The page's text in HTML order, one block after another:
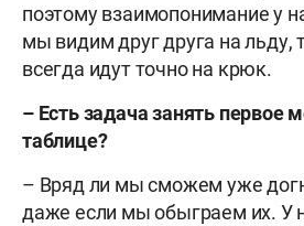
поэтому взаимопонимание у
мы видим друг друга на льду,
всегда идут точно на крюк.
– Есть задача занять первое
таблице?
– Вряд ли мы сможем уже
даже если мы обыграем их. У